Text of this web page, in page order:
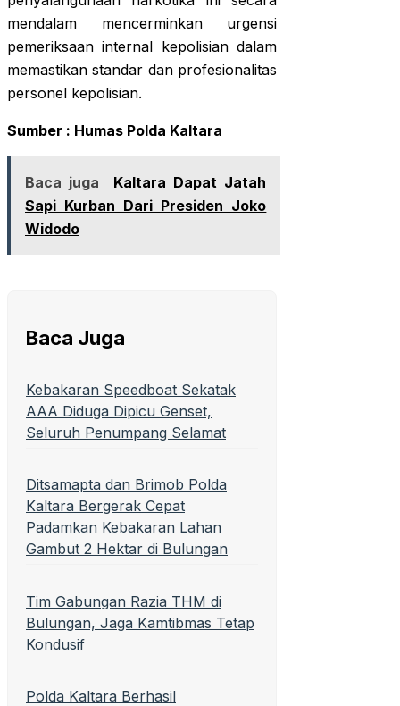
mendalam mencerminkan urgensi
pemeriksaan internal kepolisian dalam
memastikan standar dan profesionalitas
personel kepolisian.
Sumber : Humas Polda Kaltara
Baca juga
Kaltara Dapat Jatah
Sapi Kurban Dari Presiden Joko
Widodo
Baca Juga
Kebakaran Speedboat Sekatak
AAA Diduga Dipicu Genset,
Seluruh Penumpang Selamat
Ditsamapta dan Brimob Polda
Kaltara Bergerak Cepat
Padamkan Kebakaran Lahan
Gambut 2 Hektar di Bulungan
Tim Gabungan Razia THM di
Bulungan, Jaga Kamtibmas Tetap
Kondusif
Polda Kaltara Berhasil